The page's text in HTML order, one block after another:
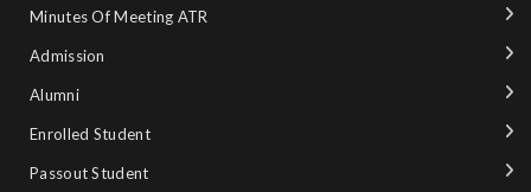
Minutes Of Meeting ATR
Admission
Alumni
Enrolled Student
Passout Student